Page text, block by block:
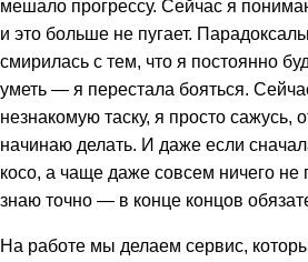
мешало прогрессу. Сейчас я
и это больше не пугает.
смирилась с тем, что я постоянно
уметь — я перестала бояться.
незнакомую таску, я просто сажусь,
начинаю делать. И даже если
косо, а чаще даже совсем ничего не
знаю точно — в конце концов
На работе мы делаем сервис,